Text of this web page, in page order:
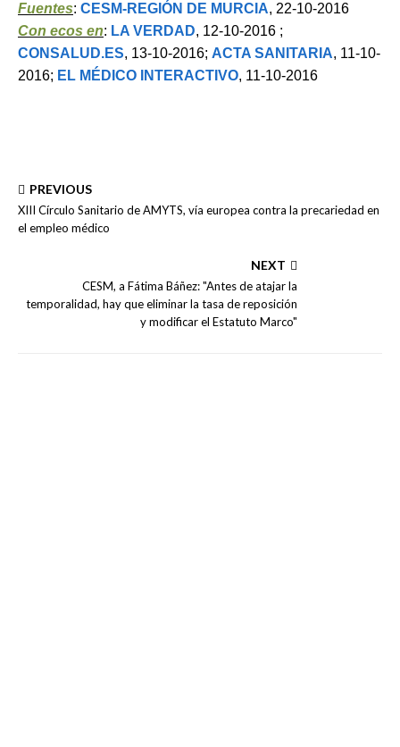
Fuentes: CESM-REGIÓN DE MURCIA, 22-10-2016
Con ecos en: LA VERDAD, 12-10-2016 ;
CONSALUD.ES, 13-10-2016; ACTA SANITARIA, 11-10-
2016; EL MÉDICO INTERACTIVO, 11-10-2016
PREVIOUS
XIII Círculo Sanitario de AMYTS, vía europea contra la precariedad en
el empleo médico
NEXT
CESM, a Fátima Báñez: "Antes de atajar la
temporalidad, hay que eliminar la tasa de reposición
y modificar el Estatuto Marco"